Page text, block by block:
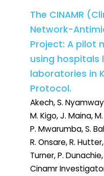
The CINAMR
Network-
Project: A pilot
using hospitals
laboratories in
Protocol.
Akech, S.
M. Kigo, J. Maina,
P. Mwarumba, S.
R. Onsare, R.
Turner, P.
Cinamr